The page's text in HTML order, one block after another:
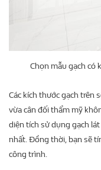
Chọn mẫu gạch có
Các kích thước gạch trên
vừa cân đối thẩm mỹ
diện tích sử dụng gạch
nhất. Đồng thời, bạn sẽ
công trình.